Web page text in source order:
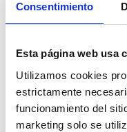
Consentimiento
Esta página web usa
Utilizamos cookies
estrictamente
funcionamiento del
marketing solo se
Level Agreement)
establece en el
mantenimiento,
especializado en
seguridad,
comunicaciones y
sistema operativo.